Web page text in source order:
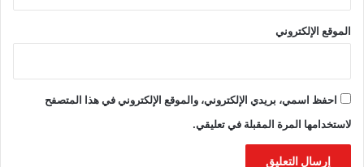
الموقع الإلكتروني
احفظ اسمي، بريدي الإلكتروني، والموقع الإلكتروني في هذا المتصفح
لاستخدامها المرة المقبلة في تعليقي.